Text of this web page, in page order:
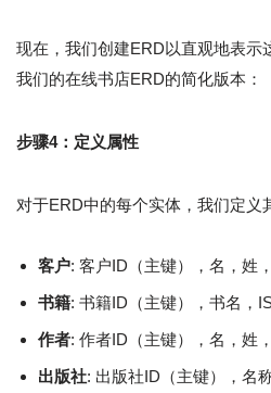
现在，我们创建ERD以直观地表示
我们的在线书店ERD的简化版本：
步骤4：定义属性
对于ERD中的每个实体，我们定义
客户: 客户ID（主键），名，姓
书籍: 书籍ID（主键），书名，
作者: 作者ID（主键），名，姓，
出版社: 出版社ID（主键），名